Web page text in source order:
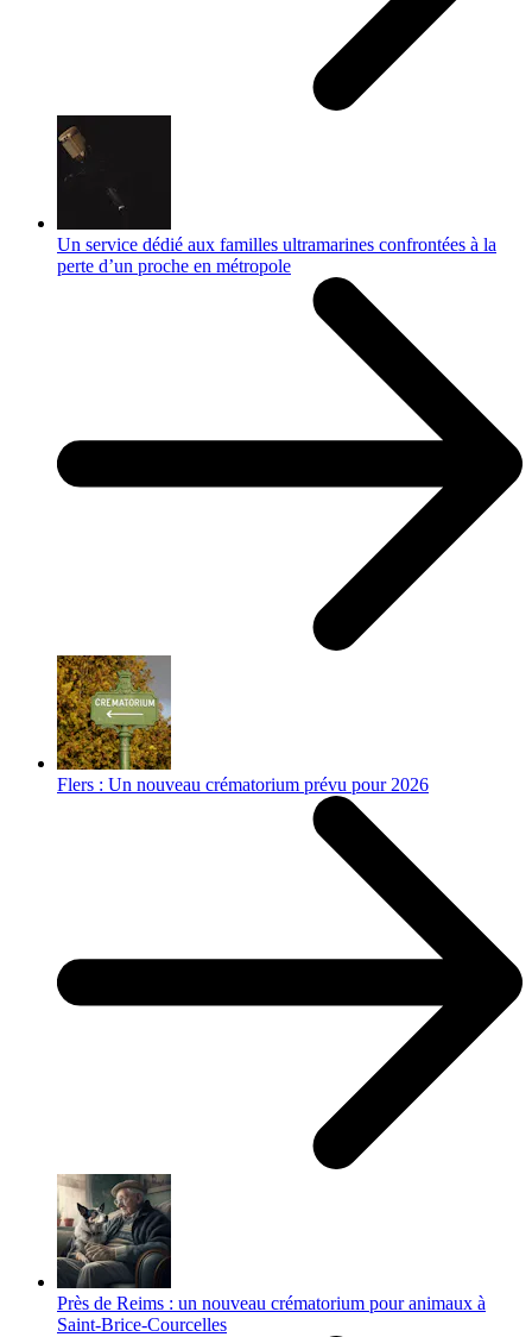
Un service dédié aux familles ultramarines confrontées à la
perte d’un proche en métropole
Flers : Un nouveau crématorium prévu pour 2026
Près de Reims : un nouveau crématorium pour animaux à
Saint-Brice-Courcelles